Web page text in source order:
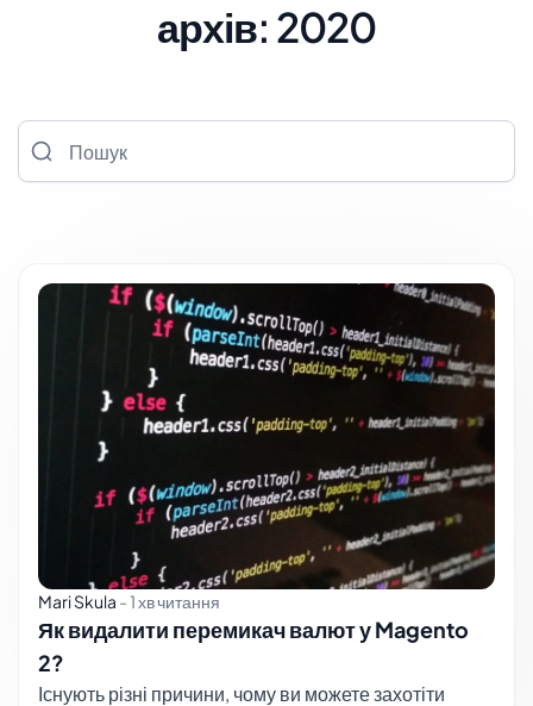
архів: 2020
Пошук
Mari Skula -1 хв читання
Як видалити перемикач валют у Magento
2?
Існують різні причини, чому ви можете захотіти